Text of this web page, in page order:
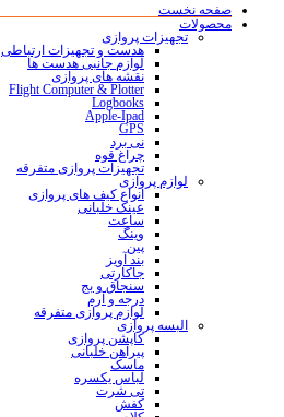
صفحه نخست
محصولات
تجهیزات پروازی
هدست و تجهیزات ارتباطی
لوازم جانبی هدست ها
نقشه های پروازی
Flight Computer & Plotter
Logbooks
Apple-Ipad
GPS
نی برد
چراغ قوه
تجهیزات پروازی متفرقه
لوازم پروازی
انواع کیف های پروازی
عینک خلبانی
ساعت
وینگ
پین
بند آویز
جاکارتی
سنجاق و بج
درجه و آرم
لوازم پروازی متفرقه
البسه پروازی
کاپشن پروازی
پیراهن خلبانی
ماسک
لباس یکسره
تی شرت
کفش